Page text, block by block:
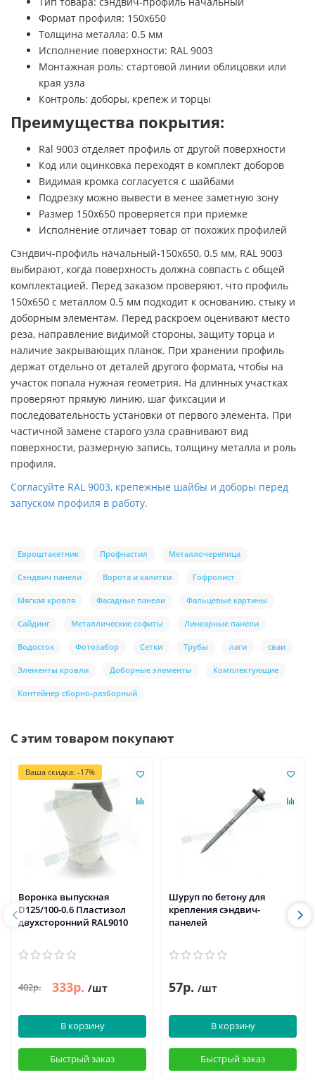
Формат профиля: 150х650
Толщина металла: 0.5 мм
Исполнение поверхности: RAL 9003
Монтажная роль: стартовой линии облицовки или
края узла
Контроль: доборы, крепеж и торцы
Преимущества покрытия:
Ral 9003 отделяет профиль от другой поверхности
Код или оцинковка переходят в комплект доборов
Видимая кромка согласуется с шайбами
Подрезку можно вывести в менее заметную зону
Размер 150х650 проверяется при приемке
Исполнение отличает товар от похожих профилей
Сэндвич-профиль начальный-150х650, 0.5 мм, RAL 9003
выбирают, когда поверхность должна совпасть с общей
комплектацией. Перед заказом проверяют, что профиль
150х650 с металлом 0.5 мм подходит к основанию, стыку и
доборным элементам. Перед раскроем оценивают место
реза, направление видимой стороны, защиту торца и
наличие закрывающих планок. При хранении профиль
держат отдельно от деталей другого формата, чтобы на
участок попала нужная геометрия. На длинных участках
проверяют прямую линию, шаг фиксации и
последовательность установки от первого элемента. При
частичной замене старого узла сравнивают вид
поверхности, размерную запись, толщину металла и роль
профиля.
Согласуйте RAL 9003, крепежные шайбы и доборы перед
запуском профиля в работу.
Евроштакетник Профнастил Металлочерепица
Сэндвич панели Ворота и калитки Гофролист
Мягкая кровля Фасадные панели Фальцевые картины
Сайдинг Металлические софиты Линеарные панели
Водосток Фотозабор Сетки Трубы лаги сваи
Элементы кровли Доборные элементы Комплектующие
Контейнер сборно-разборный
С этим товаром покупают
Ваша скидка: -17%
Воронка выпускная
D125/100-0.6 Пластизол
двухсторонний RAL9010
402р. 333р. /шт
В корзину
Быстрый заказ
Шуруп по бетону для
крепления сэндвич-
панелей
57р. /шт
В корзину
Быстрый заказ